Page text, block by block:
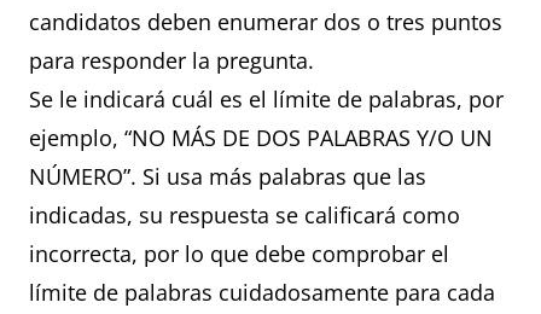
candidatos deben enumerar dos o tres puntos
para responder la pregunta.
Se le indicará cuál es el límite de palabras, por
ejemplo, “NO MÁS DE DOS PALABRAS Y/O UN
NÚMERO”. Si usa más palabras que las
indicadas, su respuesta se calificará como
incorrecta, por lo que debe comprobar el
límite de palabras cuidadosamente para cada